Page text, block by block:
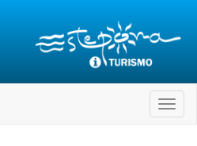
página
Toggle